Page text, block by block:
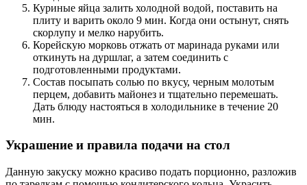
Куриные яйца залить холодной водой, поставить на
плиту и варить около 9 мин. Когда они остынут, снять
скорлупу и мелко нарубить.
Корейскую морковь отжать от маринада руками или
откинуть на дуршлаг, а затем соединить с
подготовленными продуктами.
Состав посыпать солью по вкусу, черным молотым
перцем, добавить майонез и тщательно перемешать.
Дать блюду настояться в холодильнике в течение 20
мин.
Украшение и правила подачи на стол
Данную закуску можно красиво подать порционно, разложив